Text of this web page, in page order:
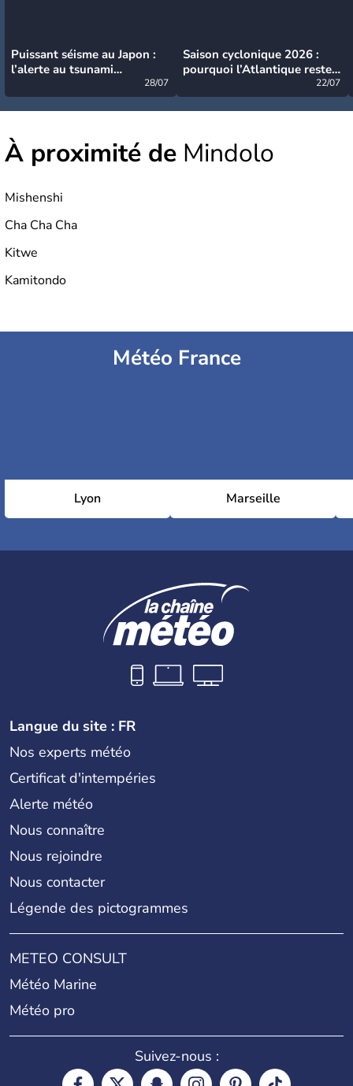
Puissant séisme au Japon :
l’alerte au tsunami
28/07
Saison cyclonique 2026 :
pourquoi l’Atlantique reste
22/07
À proximité de Mindolo
Mishenshi
Cha Cha Cha
Kitwe
Kamitondo
Météo France
Lyon Marseille
Langue du site : FR
Nos experts météo
Certificat d'intempéries
Alerte météo
Nous connaître
Nous rejoindre
Nous contacter
Légende des pictogrammes
METEO CONSULT
Météo Marine
Météo pro
Suivez-nous :